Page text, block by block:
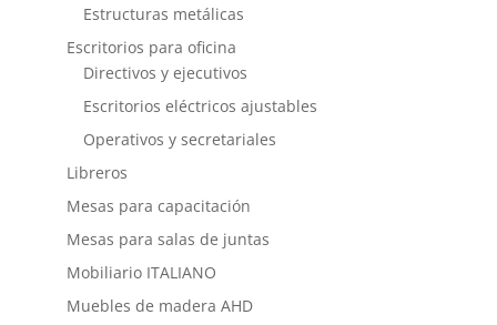
Estructuras metálicas
Escritorios para oficina
Directivos y ejecutivos
Escritorios eléctricos ajustables
Operativos y secretariales
Libreros
Mesas para capacitación
Mesas para salas de juntas
Mobiliario ITALIANO
Muebles de madera AHD